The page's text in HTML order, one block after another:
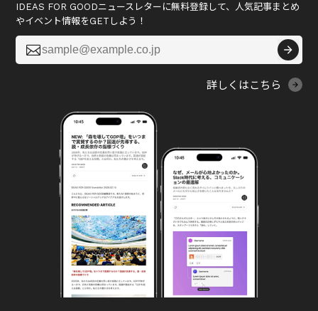
IDEAS FOR GOODニュースレターに無料登録して、人気記事まとめ
やイベント情報をGETしよう！

詳しくはこちら